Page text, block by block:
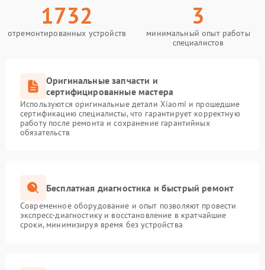
1732
отремонтированных устройств
3
минимальный опыт работы
специалистов
Оригинальные запчасти и
сертифицированные мастера
Используются оригинальные детали Xiaomi и прошедшие
сертификацию специалисты, что гарантирует корректную
работу после ремонта и сохранение гарантийных
обязательств
Бесплатная диагностика и быстрый ремонт
Современное оборудование и опыт позволяют провести
экспресс-диагностику и восстановление в кратчайшие
сроки, минимизируя время без устройства